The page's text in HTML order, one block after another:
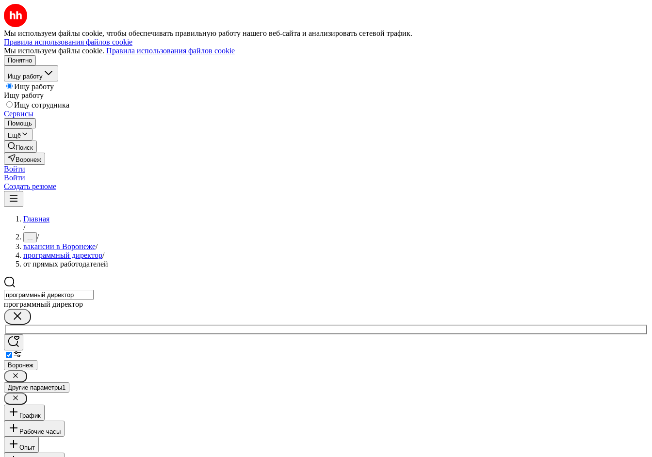
Мы используем файлы cookie, чтобы обеспечивать правильную работу нашего веб-сайта и анализировать сетевой трафик.
Правила использования файлов cookie
Мы используем файлы cookie. Правила использования файлов cookie
Понятно
Ищу работу
Ищу работу
Ищу работу
Ищу сотрудника
Сервисы
Помощь
Ещё
Поиск
Воронеж
Войти
Войти
Создать резюме
Главная
/
... /
вакансии в Воронеже/
программный директор/
от прямых работодателей
программный директор
Воронеж
Другие параметры1
График
Рабочие часы
Опыт